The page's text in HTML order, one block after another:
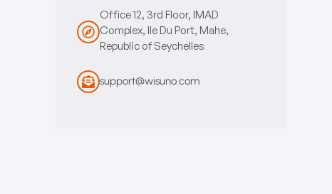
Office 12, 3rd Floor, IMAD
Complex, Ile Du Port, Mahe,
Republic of Seychelles
support@wisuno.com